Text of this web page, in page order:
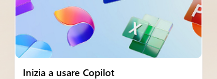
Inizia a usare Copilot